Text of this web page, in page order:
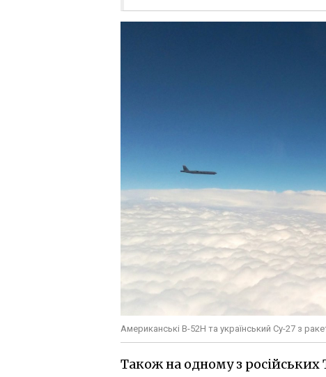
Американські B-52H та український Су-27 з
Також на одному з